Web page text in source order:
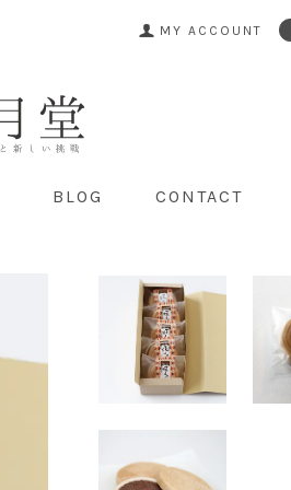
MY ACCOUNT
BLOG CONTACT